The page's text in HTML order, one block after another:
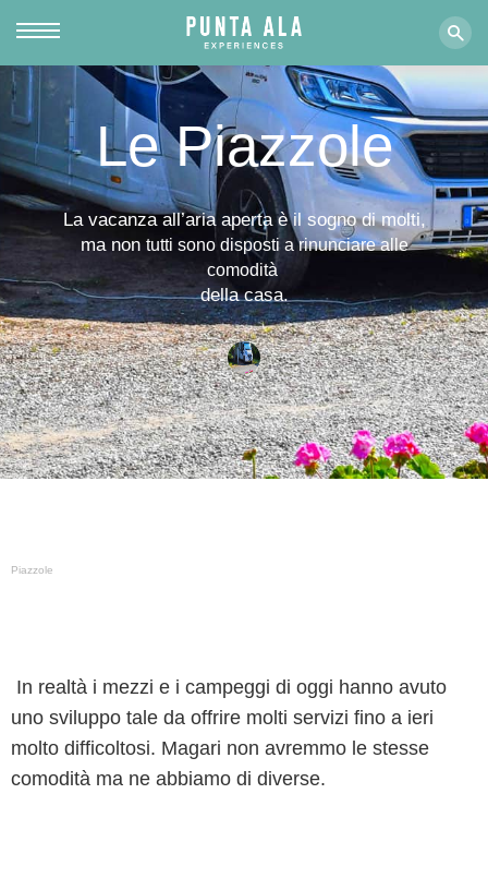
Le Piazzole
La vacanza all’aria aperta è il sogno di molti,
ma non tutti sono disposti a rinunciare alle
comodità
della casa.
Piazzole
In realtà i mezzi e i campeggi di oggi hanno avuto
uno sviluppo tale da offrire molti servizi fino a ieri
molto difficoltosi. Magari non avremmo le stesse
comodità ma ne abbiamo di diverse.